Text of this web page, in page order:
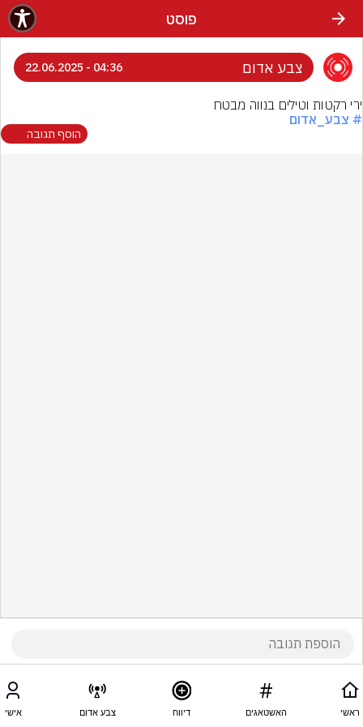
פוסט
צבע אדום 04:36 - 22.06.2025
ירי רקטות וטילים בנווה מבטח
# צבע_אדום
הוסף תגובה
ראשי האשטאגים דיווח צבע אדום אישי